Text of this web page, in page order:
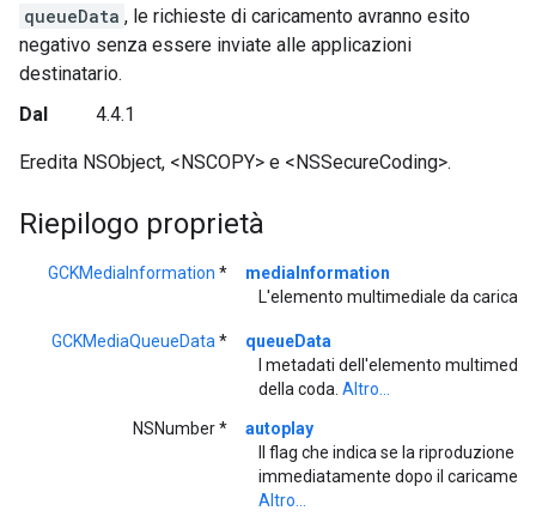
queueData , le richieste di caricamento avranno esito
negativo senza essere inviate alle applicazioni
destinatario.
Dal
4.4.1
Eredita NSObject, <NSCOPY> e <NSSecureCoding>.
Riepilogo proprietà
GCKMediaInformation *
mediaInformation
L'elemento multimediale da
GCKMediaQueueData *
queueData
I metadati dell'elemento
della coda. Altro...
NSNumber *
autoplay
Il flag che indica se la riproduzione
immediatamente dopo il
Altro...